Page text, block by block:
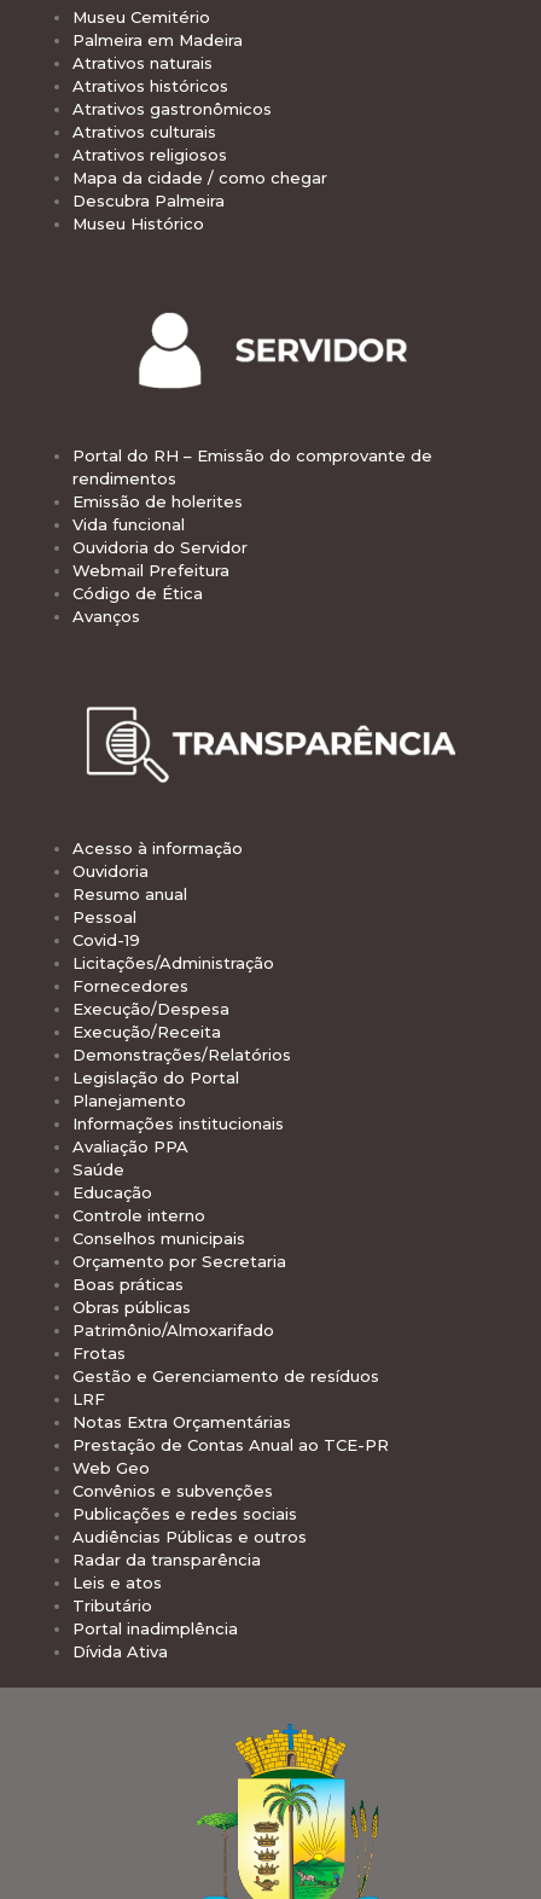
Museu Cemitério
Palmeira em Madeira
Atrativos naturais
Atrativos históricos
Atrativos gastronômicos
Atrativos culturais
Atrativos religiosos
Mapa da cidade / como chegar
Descubra Palmeira
Museu Histórico
Portal do RH – Emissão do comprovante de
rendimentos
Emissão de holerites
Vida funcional
Ouvidoria do Servidor
Webmail Prefeitura
Código de Ética
Avanços
Acesso à informação
Ouvidoria
Resumo anual
Pessoal
Covid-19
Licitações/Administração
Fornecedores
Execução/Despesa
Execução/Receita
Demonstrações/Relatórios
Legislação do Portal
Planejamento
Informações institucionais
Avaliação PPA
Saúde
Educação
Controle interno
Conselhos municipais
Orçamento por Secretaria
Boas práticas
Obras públicas
Patrimônio/Almoxarifado
Frotas
Gestão e Gerenciamento de resíduos
LRF
Notas Extra Orçamentárias
Prestação de Contas Anual ao TCE-PR
Web Geo
Convênios e subvenções
Publicações e redes sociais
Audiências Públicas e outros
Radar da transparência
Leis e atos
Tributário
Portal inadimplência
Dívida Ativa